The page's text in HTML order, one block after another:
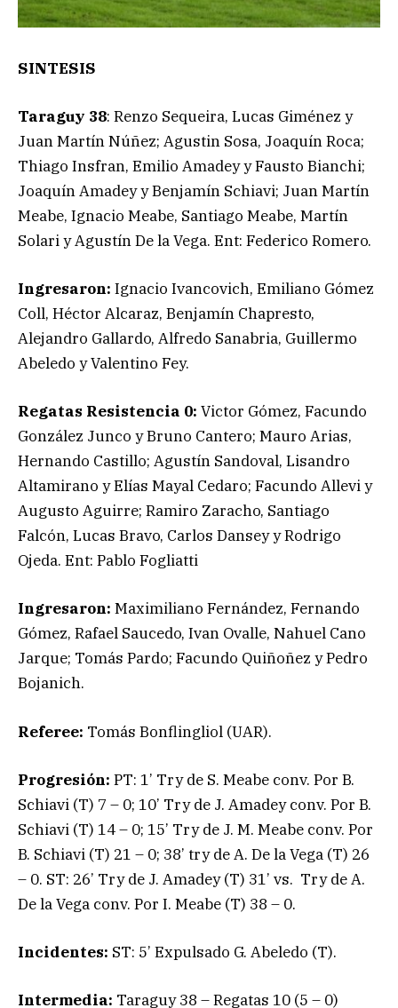
SINTESIS
Taraguy 38: Renzo Sequeira, Lucas Giménez y
Juan Martín Núñez; Agustin Sosa, Joaquín Roca;
Thiago Insfran, Emilio Amadey y Fausto Bianchi;
Joaquín Amadey y Benjamín Schiavi; Juan Martín
Meabe, Ignacio Meabe, Santiago Meabe, Martín
Solari y Agustín De la Vega. Ent: Federico Romero.
Ingresaron: Ignacio Ivancovich, Emiliano Gómez
Coll, Héctor Alcaraz, Benjamín Chapresto,
Alejandro Gallardo, Alfredo Sanabria, Guillermo
Abeledo y Valentino Fey.
Regatas Resistencia 0: Victor Gómez, Facundo
González Junco y Bruno Cantero; Mauro Arias,
Hernando Castillo; Agustín Sandoval, Lisandro
Altamirano y Elías Mayal Cedaro; Facundo Allevi y
Augusto Aguirre; Ramiro Zaracho, Santiago
Falcón, Lucas Bravo, Carlos Dansey y Rodrigo
Ojeda. Ent: Pablo Fogliatti
Ingresaron: Maximiliano Fernández, Fernando
Gómez, Rafael Saucedo, Ivan Ovalle, Nahuel Cano
Jarque; Tomás Pardo; Facundo Quiñoñez y Pedro
Bojanich.
Referee: Tomás Bonflingliol (UAR).
Progresión: PT: 1’ Try de S. Meabe conv. Por B.
Schiavi (T) 7 – 0; 10’ Try de J. Amadey conv. Por B.
Schiavi (T) 14 – 0; 15’ Try de J. M. Meabe conv. Por
B. Schiavi (T) 21 – 0; 38’ try de A. De la Vega (T) 26
– 0. ST: 26’ Try de J. Amadey (T) 31’ vs. Try de A.
De la Vega conv. Por I. Meabe (T) 38 – 0.
Incidentes: ST: 5’ Expulsado G. Abeledo (T).
Intermedia: Taraguy 38 – Regatas 10 (5 – 0)